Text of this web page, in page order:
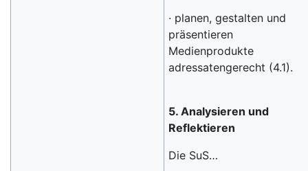
· planen, gestalten und
präsentieren
Medienprodukte
adressatengerecht (4.1).
5. Analysieren und
Reflektieren
Die SuS…